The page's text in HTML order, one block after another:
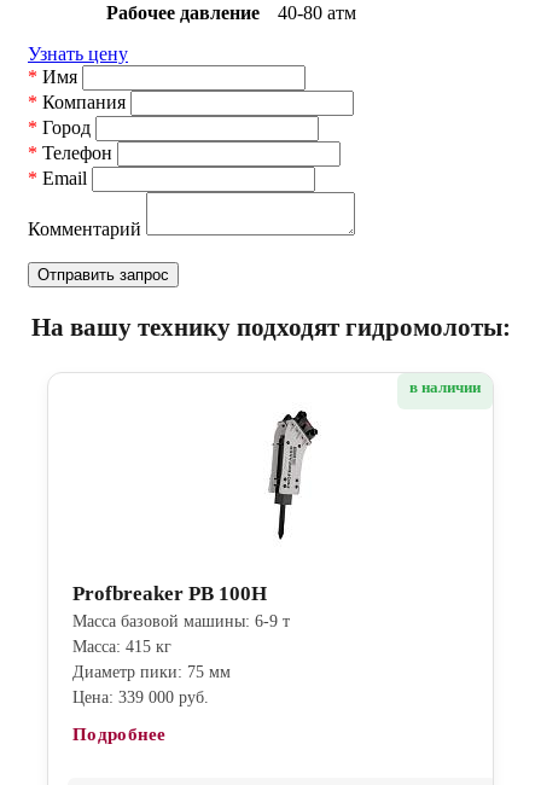
Рабочее давление
40-80 атм
Узнать цену
* Имя
* Компания
* Город
* Телефон
* Email
Комментарий
На вашу технику подходят гидромолоты:
в наличии
Profbreaker PB 100H
Масса базовой машины: 6-9 т
Масса: 415 кг
Диаметр пики: 75 мм
Цена: 339 000 руб.
Подробнее